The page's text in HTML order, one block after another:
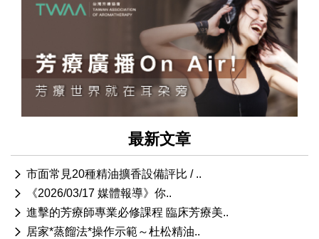
最新文章
市面常見20種精油擴香設備評比 / ..
《2026/03/17 媒體報導》你..
進擊的芳療師專業必修課程 臨床芳療美..
居家*蒸餾法*操作示範～杜松精油..